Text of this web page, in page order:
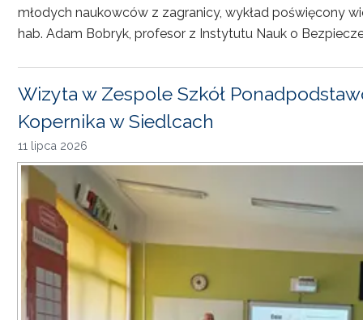
młodych naukowców z zagranicy, wykład poświęcony
hab. Adam Bobryk, profesor z Instytutu Nauk o
Wizyta w Zespole Szkół
Kopernika w Siedlcach
11 lipca 2026